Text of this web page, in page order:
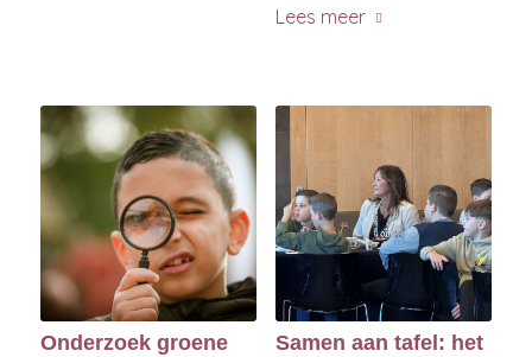
Lees meer
Onderzoek groene
Samen aan tafel: het